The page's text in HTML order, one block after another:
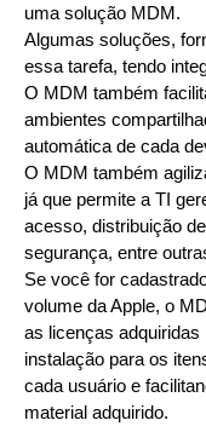
uma solução MDM.
Algumas soluções,
essa tarefa, tendo
O MDM também
ambientes
automática de cada
O MDM também
já que permite a TI
acesso, distribuição
segurança, entre
Se você for
volume da Apple, o
as licenças
instalação para os
cada usuário e
material adquirido.